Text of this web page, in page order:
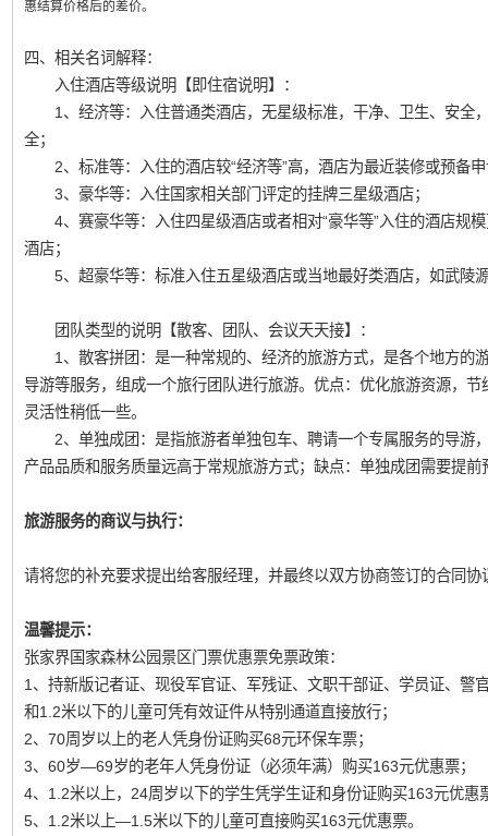
惠结算价格后的差价。
四、相关名词解释：
入住酒店等级说明【即住宿说明】：
1、经济等：入住普通类酒店，无星级标准，干净、卫生、安全
全；
2、标准等：入住的酒店较“经济等”高，酒店为最近装修或预备申
3、豪华等：入住国家相关部门评定的挂牌三星级酒店；
4、赛豪华等：入住四星级酒店或者相对“豪华等”入住的酒店规
酒店；
5、超豪华等：标准入住五星级酒店或当地最好类酒店，如武陵
团队类型的说明【散客、团队、会议天天接】：
1、散客拼团：是一种常规的、经济的旅游方式，是各个地方的
导游等服务，组成一个旅行团队进行旅游。优点：优化旅游资源，
灵活性稍低一些。
2、单独成团：是指旅游者单独包车、聘请一个专属服务的导游
产品品质和服务质量远高于常规旅游方式；缺点：单独成团需要提
旅游服务的商议与执行：
请将您的补充要求提出给客服经理，并最终以双方协商签订的合同协
温馨提示：
张家界国家森林公园景区门票优惠票免票政策：
1、持新版记者证、现役军官证、军残证、文职干部证、学员证、警
和1.2米以下的儿童可凭有效证件从特别通道直接放行；
2、70周岁以上的老人凭身份证购买68元环保车票；
3、60岁—69岁的老年人凭身份证（必须年满）购买163元优惠票；
4、1.2米以上，24周岁以下的学生凭学生证和身份证购买163元优惠
5、1.2米以上—1.5米以下的儿童可直接购买163元优惠票。